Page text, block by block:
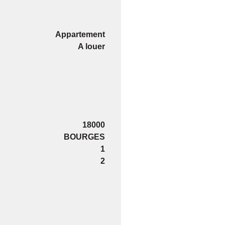
Appartement
A louer
18000
BOURGES
1
2